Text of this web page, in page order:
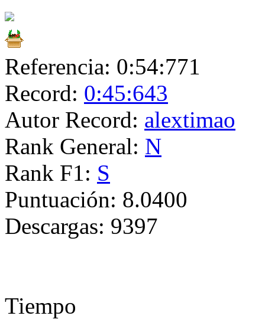
Referencia: 0:54:771
Record: 0:45:643
Autor Record: alextimao
Rank General: N
Rank F1: S
Puntuación: 8.0400
Descargas: 9397
Tiempo